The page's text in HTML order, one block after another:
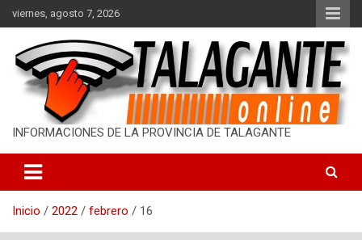
a
t
n
viernes, agosto 7, 2026
INFORMACIONES DE LA PROVINCIA DE TALAGANTE
Inicio 2022 febrero 16